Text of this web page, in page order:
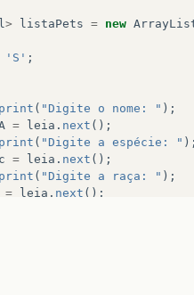
> listaPets = new
'S' ;
print ( "Digite o nome: " );
= leia . next ();
print ( "Digite a espécie: "
= leia . next ();
print ( "Digite a raça: " );
= leia . next ();